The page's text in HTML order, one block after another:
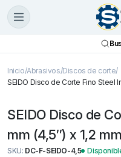
Inicio Abrasivos Discos de corte
SEIDO Disco de Corte Fino Steel
SEIDO Disco de
mm (4,5″) x 1,2 mm
SKU: DC-F-SEIDO-4,5